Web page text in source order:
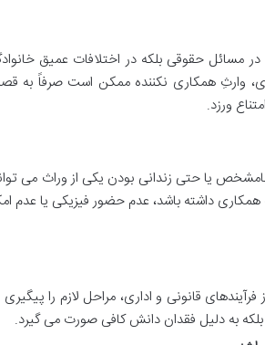
مسائل حقوقی بلکه در اختلافات عمیق
وارثِ همکاری نکننده ممکن است صرفاً به
ورزد.
یا حتی زندانی بودن یکی از وراث می
داشته باشد، عدم حضور فیزیکی یا عدم
قانونی و اداری، مراحل لازم را پیگیری
به دلیل فقدان دانش کافی صورت می گیرد.